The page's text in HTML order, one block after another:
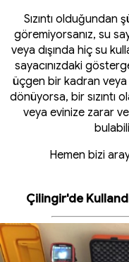
Sızıntı olduğundan
göremiyorsanız, su
veya dışında hiç su
sayacınızdaki
üçgen bir kadran
dönüyorsa, bir sızıntı
veya evinize zarar
Hemen bizi
Çilingir'de